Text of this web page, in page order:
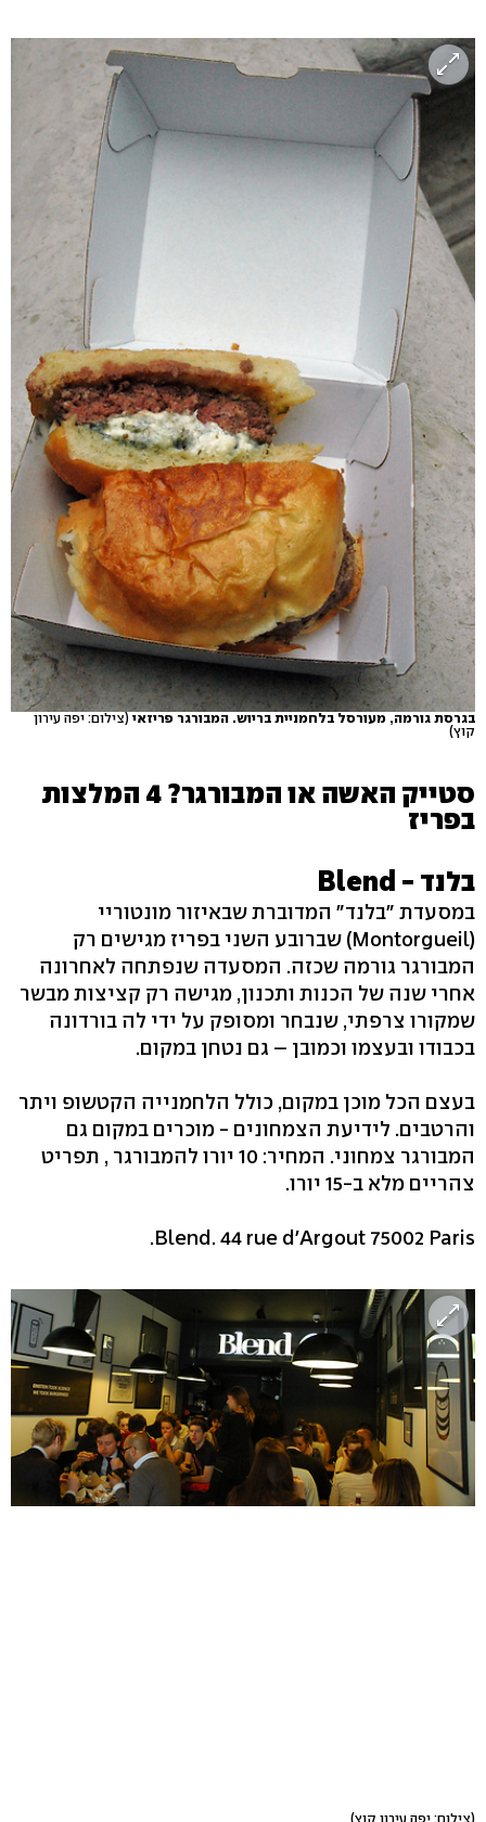
בגרסת גורמה, מעורסל בלחמניית בריוש. המבורגר פריזאי(צילום: יפה עירון
קוץ)
סטייק האשה או המבורגר? 4 המלצות
בפריז
בלנד - Blend
במסעדת "בלנד" המדוברת שבאיזור מונטוריי
(Montorgueil) שברובע השני בפריז מגישים רק
המבורגר גורמה שכזה. המסעדה שנפתחה לאחרונה
אחרי שנה של הכנות ותכנון, מגישה רק קציצות מבשר
שמקורו צרפתי, שנבחר ומסופק על ידי לה בורדונה
בכבודו ובעצמו וכמובן – גם נטחן במקום.
בעצם הכל מוכן במקום, כולל הלחמנייה הקטשופ ויתר
והרטבים. לידיעת הצמחונים - מוכרים במקום גם
המבורגר צמחוני. המחיר: 10 יורו להמבורגר , תפריט
צהריים מלא ב-15 יורו.
Blend. 44 rue d'Argout 75002 Paris.
(צילום: יפה עירון קוץ)